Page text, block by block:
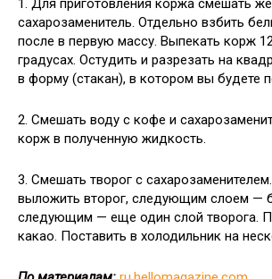
1. Для приготовления коржа смешать
сахарозаменитель. Отдельно взбить
после в первую массу. Выпекать корж
градусах. Остудить и разрезать на
в форму (стакан), в котором вы будете
2. Смешать воду с кофе и
корж в полученную жидкость.
3. Смешать творог с
выложить второг, следующим слоем —
следующим — еще один слой творога.
какао. Поставить в холодильник на